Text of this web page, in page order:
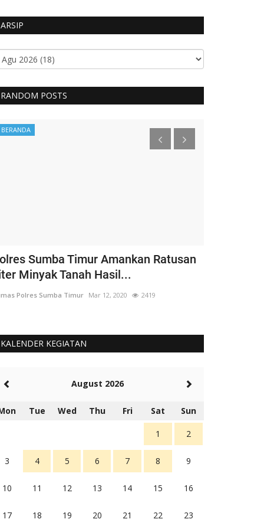
ARSIP
RANDOM POSTS
BERANDA
Sumba Timur Amankan Ratusan
Minyak Tanah Hasil...
Polres Sumba Timur Mar 12, 2020 2419
KALENDER KEGIATAN
August 2026
Tue Wed Thu Fri Sat Sun
1 2
3 4 5 6 7 8 9
10 11 12 13 14 15 16
17 18 19 20 21 22 23